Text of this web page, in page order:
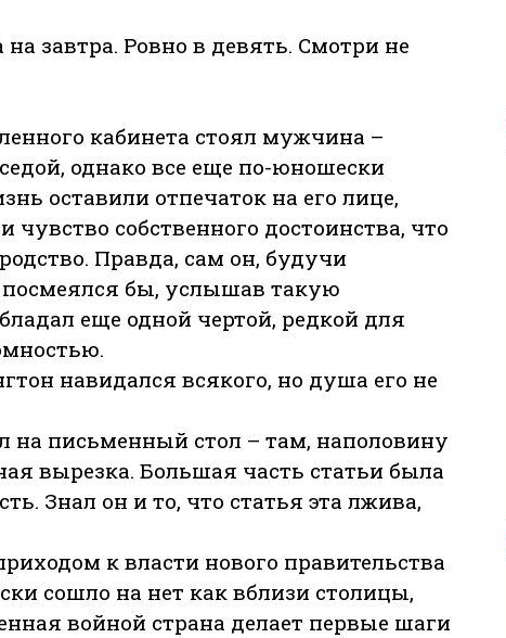
завтра. Ровно в девять. Смотри не
кабинета стоял мужчина –
однако все еще по-юношески
оставили отпечаток на его лице,
собственного достоинства, что
Правда, сам он, будучи
бы, услышав такую
еще одной чертой, редкой для
навидался всякого, но душа его не
на письменный стол – там, наполовину
вырезка. Большая часть статьи была
Знал он и то, что статья эта лжива,
к власти нового правительства
сошло на нет как вблизи столицы,
войной страна делает первые шаги